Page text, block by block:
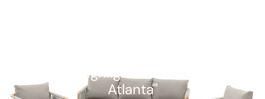
Kunden-Highlight: "Alu Lounge-Set
Atlanta"